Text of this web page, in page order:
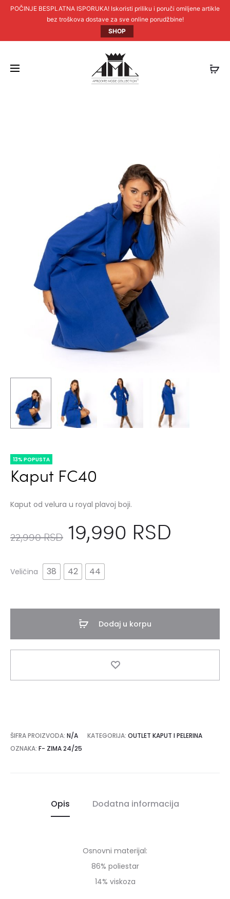
POČINJE BESPLATNA ISPORUKA! Iskoristi priliku i poruči omiljene artikle
bez troškova dostave za sve online porudžbine!
SHOP
13% POPUSTA
Kaput FC40
Kaput od velura u royal plavoj boji.
22,990RSD 19,990 RSD
Veličina 38 42 44
Dodaj u korpu
ŠIFRA PROIZVODA: N/A KATEGORIJA: OUTLET KAPUT I PELERINA
OZNAKA: F- ZIMA 24/25
Opis Dodatna informacija
Osnovni materijal:
86% poliestar
14% viskoza